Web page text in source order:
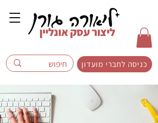
כניסה לחברי מועדון
ליצור עסק אונליין